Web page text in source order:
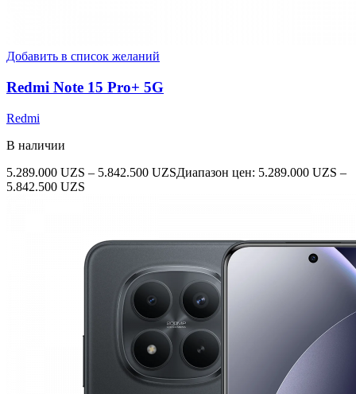
Добавить в список желаний
Redmi Note 15 Pro+ 5G
Redmi
В наличии
5.289.000 UZS – 5.842.500 UZSДиапазон цен: 5.289.000 UZS –
5.842.500 UZS